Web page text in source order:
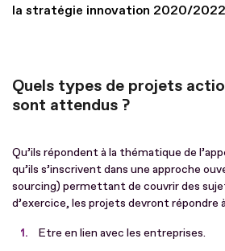
la stratégie innovation 2020/2022
Quels types de projets
sont attendus ?
Qu’ils répondent à la thématique de
qu’ils s’inscrivent dans une approche
sourcing) permettant de couvrir des
d’exercice, les projets devront répondre
Etre en lien avec les entreprises.